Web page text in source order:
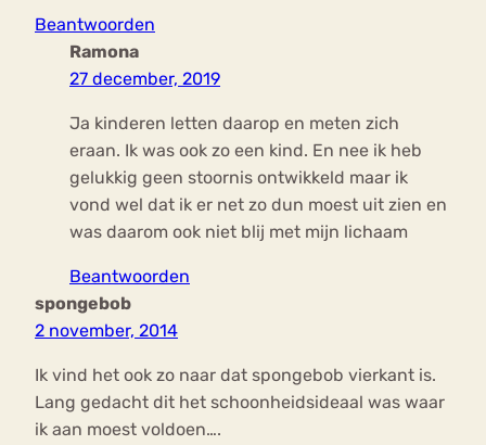
Beantwoorden
Ramona
27 december, 2019
Ja kinderen letten daarop en meten zich
eraan. Ik was ook zo een kind. En nee ik heb
gelukkig geen stoornis ontwikkeld maar ik
vond wel dat ik er net zo dun moest uit zien en
was daarom ook niet blij met mijn lichaam
Beantwoorden
spongebob
2 november, 2014
Ik vind het ook zo naar dat spongebob vierkant is.
Lang gedacht dit het schoonheidsideaal was waar
ik aan moest voldoen….